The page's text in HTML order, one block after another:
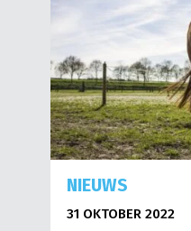
NIEUWS
31 OKTOBER 2022